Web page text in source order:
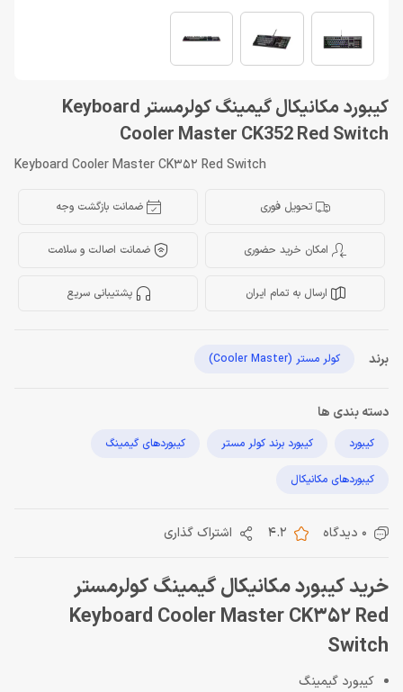
کیبورد مکانیکال گیمینگ کولرمستر Keyboard
Cooler Master CK352 Red Switch
Keyboard Cooler Master CK352 Red Switch
تحویل فوری ضمانت بازگشت وجه
امکان خرید حضوری ضمانت اصالت و سلامت
ارسال به تمام ایران پشتیبانی سریع
برند کولر مستر (Cooler Master)
دسته بندی ها
کیبورد کیبورد برند کولر مستر کیبوردهای گیمینگ
کیبوردهای مکانیکال
0 دیدگاه 4.2 اشتراک گذاری
خرید کیبورد مکانیکال گیمینگ کولرمستر
Keyboard Cooler Master CK352 Red
Switch
کیبورد گیمینگ